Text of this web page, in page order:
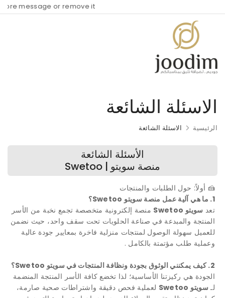
message or remove it!
الاسئلة الشائعة
الرئيسية الاسئلة الشائعة
الأسئلة الشائعة
منصة سويتو | Swetoo
🍰 أولاً: حول الطلبات والمنتجات
1. ما هي آلية عمل منصة سويتو Swetoo؟
تعد سويتو Swetoo
منصة إلكترونية متخصصة تجمع نخبة من الأسر
المنتجة والمبدعة في صناعة الحلويات تحت سقف واحد، حيث نضمن
للعميل سهولة الوصول لمنتجات منزلية فاخرة بمعايير جودة عالية
وعملية طلب مؤتمتة بالكامل .
2. كيف يمكنني الوثوق بجودة ونظافة المنتجات في سويتو Swetoo؟
الجودة هي ركيزتنا الأساسية؛ لذا تخضع كافة الأسر المنتجة المنضمة
لـ سويتو Swetoo
لعملية فحص دقيقة واشتراطات صحية صارمة،